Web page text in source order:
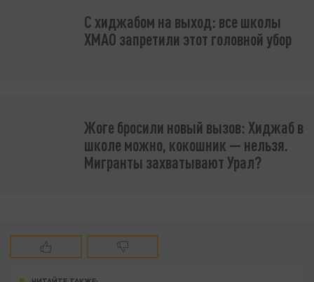
С хиджабом на выход: все школы
ХМАО запретили этот головной убор
Жоге бросили новый вызов: Хиджаб в
школе можно, кокошник — нельзя.
Мигранты захватывают Урал?